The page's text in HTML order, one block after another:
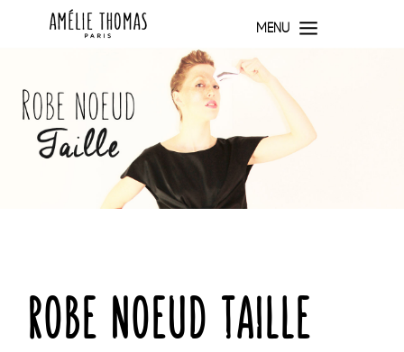
MENU
robe noeud taille
A propos
Les savoir-faire
La marque
La serigraphie
Laboratoire
Archives
Robe noeud taille
Top et jupe courte